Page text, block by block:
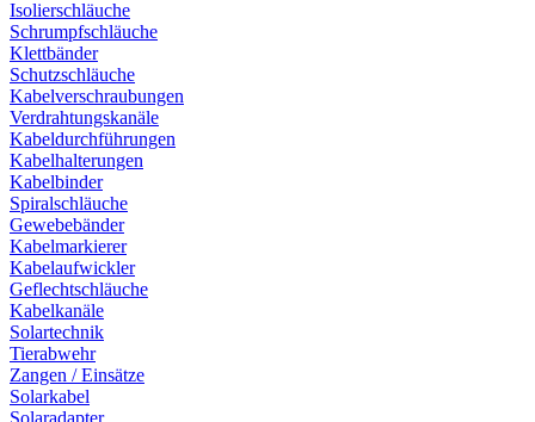
Isolierschläuche
Schrumpfschläuche
Klettbänder
Schutzschläuche
Kabelverschraubungen
Verdrahtungskanäle
Kabeldurchführungen
Kabelhalterungen
Kabelbinder
Spiralschläuche
Gewebebänder
Kabelmarkierer
Kabelaufwickler
Geflechtschläuche
Kabelkanäle
Solartechnik
Tierabwehr
Zangen / Einsätze
Solarkabel
Solaradapter